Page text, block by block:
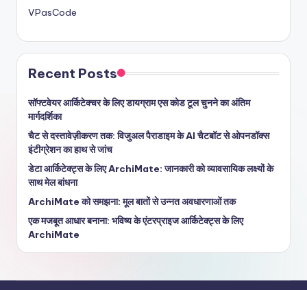
VPasCode
Recent Posts
सॉफ्टवेयर आर्किटेक्चर के लिए डायग्राम एस कोड टूल चुनने का अंतिम
मार्गदर्शिका
चैट से दस्तावेज़ीकरण तक: विजुअल पैराडाइम के AI चैटबॉट से ओपनडॉक्स
इंटीग्रेशन का हाथ से जांच
डेटा आर्किटेक्ट्स के लिए ArchiMate: जानकारी को व्यावसायिक लक्ष्यों के
साथ मेल बांधना
ArchiMate को समझना: मूल बातों से उन्नत अवधारणाओं तक
एक मजबूत आधार बनाना: भविष्य के एंटरप्राइज आर्किटेक्ट्स के लिए
ArchiMate